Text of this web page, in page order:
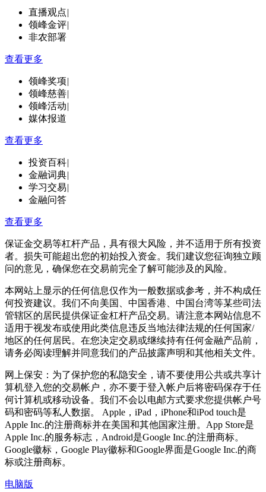
直播观点|
领峰金评|
非农部署
查看更多
领峰奖项|
领峰慈善|
领峰活动|
媒体报道
查看更多
投资百科|
金融词典|
学习交易|
金融问答
查看更多
保证金交易等杠杆产品，具有很大风险，并不适用于所有投资
者。损失可能超出您的初始投入资金。我们建议您征询独立顾
问的意见，确保您在交易前完全了解可能涉及的风险。
本网站上显示的任何信息仅作为一般数据或参考，并不构成任
何投资建议。我们不向美国、中国香港、中国台湾等某些司法
管辖区的居民提供保证金杠杆产品交易。请注意本网站信息不
适用于视发布或使用此类信息违反当地法律法规的任何国家/
地区的任何居民。在您决定交易或继续持有任何金融产品前，
请务必阅读理解并同意我们的产品披露声明和其他相关文件。
网上保安：为了保护您的私隐安全，请不要使用公共或共享计
算机登入您的交易帐户，亦不要于登入帐户后将密码保存于任
何计算机或移动设备。我们不会以电邮方式要求您提供帐户号
码和密码等私人数据。 Apple，iPad，iPhone和iPod touch是
Apple Inc.的注册商标并在美国和其他国家注册。App Store是
Apple Inc.的服务标志，Android是Google Inc.的注册商标。
Google徽标，Google Play徽标和Google界面是Google Inc.的商
标或注册商标。
电脑版